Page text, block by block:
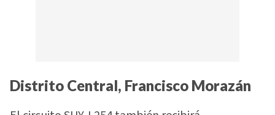
Distrito Central, Francisco Morazán